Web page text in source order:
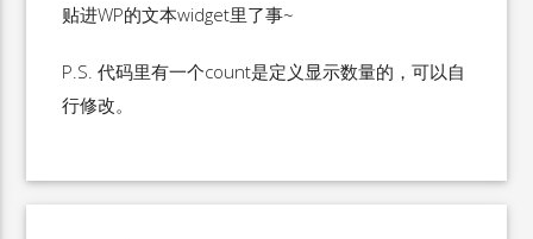
贴进WP的文本widget里了事~
P.S. 代码里有一个count是定义显示数量的，可以自
行修改。